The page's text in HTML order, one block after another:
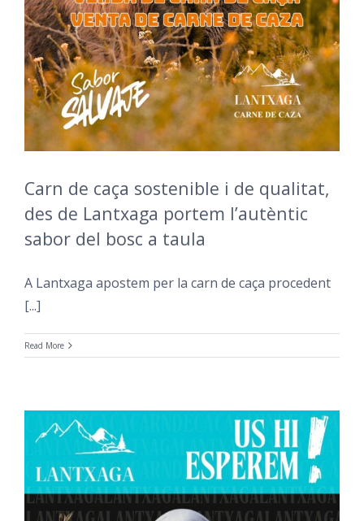
Carn de caça sostenible i de qualitat,
des de Lantxaga portem l’autèntic
sabor del bosc a taula
A Lantxaga apostem per la carn de caça procedent
[...]
Read More